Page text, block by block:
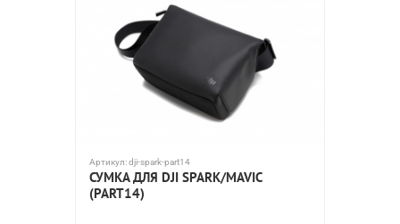
Артикул:dji-spark-part14
СУМКА ДЛЯ DJI SPARK/MAVIC
(PART14)